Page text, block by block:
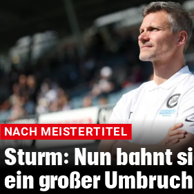
NACH MEISTERTITEL
Sturm: Nun bahnt
ein großer